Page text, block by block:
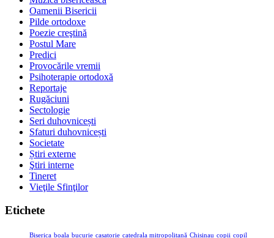
Oamenii Bisericii
Pilde ortodoxe
Poezie creştină
Postul Mare
Predici
Provocările vremii
Psihoterapie ortodoxă
Reportaje
Rugăciuni
Sectologie
Seri duhovnicești
Sfaturi duhovnicești
Societate
Știri externe
Ştiri interne
Tineret
Vieţile Sfinţilor
Etichete
Biserica boala bucurie casatorie catedrala mitropolitană Chisinau copii copil